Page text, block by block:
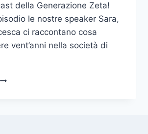
della Generazione Zeta!
le nostre speaker Sara,
ci raccontano cosa
vent’anni nella società di
GEN